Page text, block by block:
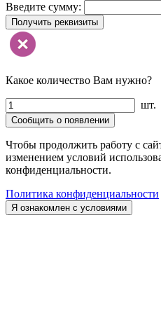
Введите сумму:
Получить реквизиты
Какое количество Вам нужно?
шт.
Сообщить о появлении
Чтобы продолжить работу с
изменением условий
конфиденциальности.
Политика конфиденциальности
Я ознакомлен с условиями